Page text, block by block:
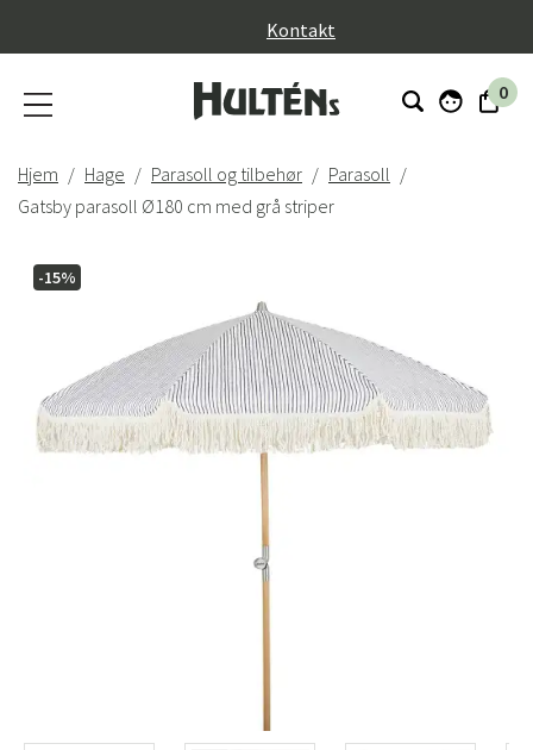
Kontakt
0
Hjem Hage Parasoll og tilbehør
Parasoll
Gatsby parasoll Ø180 cm med grå striper
-15%